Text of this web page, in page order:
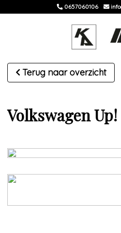
0657060106
Terug naar overzicht
Volkswagen Up!